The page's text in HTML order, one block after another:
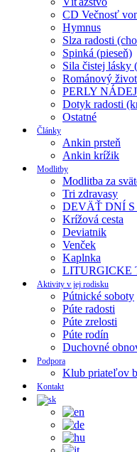
CD Večnosť
Hymnus
Slza radosti
Spinká (pieseň)
Sila čistej lásky
Románový
PERLY
Dotyk radosti
Ostatné
Články
Ankin prsteň
Ankin krížik
Modlitby
Modlitba za
Tri zdravasy
DEVÄŤ DNÍ
Krížová cesta
Deviatnik
Venček
Kaplnka
LITURGICKE
Aktivity v jej rodisku
Pútnické soboty
Púte radosti
Púte zrelosti
Púte rodín
Duchovné
Podpora
Klub priateľov
Kontakt